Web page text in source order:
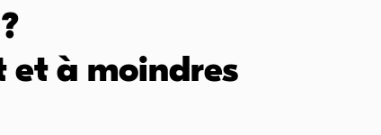
et à moindres